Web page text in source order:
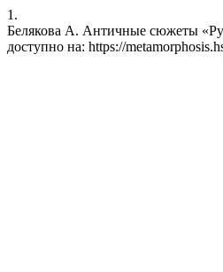
1.
Белякова А. Античные сюжеты
доступно на: https://